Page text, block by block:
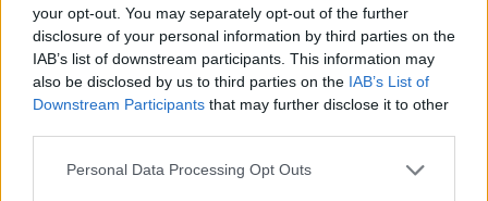
your opt-out. You may separately opt-out of the further
disclosure of your personal information by third parties on the
IAB’s list of downstream participants. This information may
also be disclosed by us to third parties on the IAB’s List of
Downstream Participants that may further disclose it to other
Personal Data Processing Opt Outs
Σύμφωνα με μια έρευνα, η πρόσληψη
φυλλικού οξέος συσχετίστηκε με χαμηλότερη
συχνότητα σποραδικής ανωορρηξίας , η οποία
ωοθήκες της σε ορισμένους εμμηνορροϊκούς